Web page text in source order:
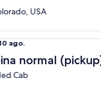
USA
ago.
normal
Cab
(pickup) Ram